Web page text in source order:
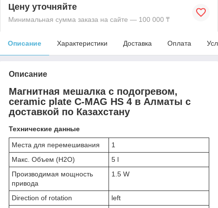
Цену уточняйте
Минимальная сумма заказа на сайте — 100 000 ₸
Описание Характеристики Доставка Оплата
Описание
Магнитная мешалка с подогревом,
ceramic plate C-MAG HS 4 в Алматы с
доставкой по Казахстану
Технические данные
Места для перемешивания
1
Макс. Объем (H2O)
5 l
Производимая мощность
привода
1.5 W
Direction of rotation
left